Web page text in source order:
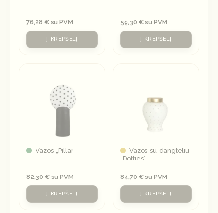
76,28 € su PVM
Į KREPŠELĮ
59,30 € su PVM
Į KREPŠELĮ
Vazos „Pillar”
82,30 € su PVM
Į KREPŠELĮ
Vazos su dangteliu
„Dotties”
84,70 € su PVM
Į KREPŠELĮ